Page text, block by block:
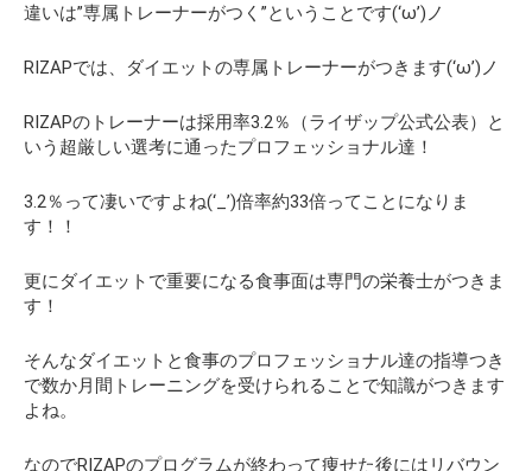
違いは”専属トレーナーがつく”ということです(‘ω’)ノ
RIZAPでは、ダイエットの専属トレーナーがつきます(‘ω’)ノ
RIZAPのトレーナーは採用率3.2％（ライザップ公式公表）と
いう超厳しい選考に通ったプロフェッショナル達！
3.2％って凄いですよね(‘_’)倍率約33倍ってことになりま
す！！
更にダイエットで重要になる食事面は専門の栄養士がつきま
す！
そんなダイエットと食事のプロフェッショナル達の指導つき
で数か月間トレーニングを受けられることで知識がつきます
よね。
なのでRIZAPのプログラムが終わって痩せた後にはリバウン